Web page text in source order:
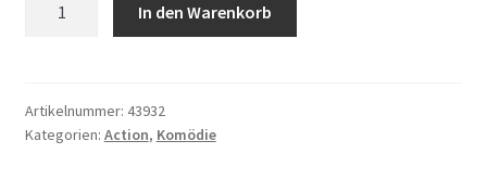
In den Warenkorb
Artikelnummer: 43932
Kategorien: Action, Komödie